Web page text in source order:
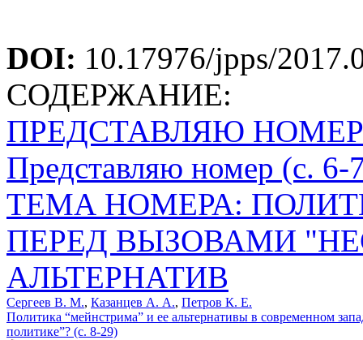
DOI: 10.17976/jpps/
СОДЕРЖАНИЕ:
ПРЕДСТАВЛЯЮ НОМЕР
Представляю номер (с. 6-
ТЕМА НОМЕРА:
ПЕРЕД ВЫЗОВАМИ
АЛЬТЕРНАТИВ
Сергеев В. М., Казанцев А. А., Петров К. Е.
Политика “мейнстрима” и ее альтернативы в современном
политике”? (с. 8-29)